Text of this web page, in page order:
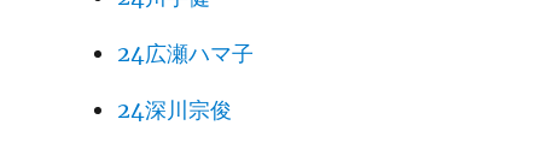
24広瀬ハマ子
24深川宗俊